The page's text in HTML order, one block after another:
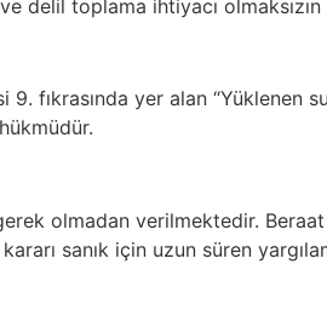
delil toplama ihtiyacı
fıkrasında yer alan “Yüklenen
olmadan verilmektedir.
sanık için uzun süren